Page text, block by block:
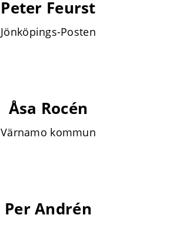
Peter Feurst
Jönköpings-Posten
Åsa Rocén
Värnamo kommun
Per Andrén